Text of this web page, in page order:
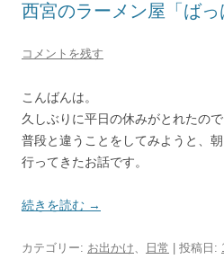
西宮のラーメン屋「ばっ
コメントを残す
こんばんは。
久しぶりに平日の休みがとれたので
普段と違うことをしてみようと、
行ってきたお話です。
続きを読む →
カテゴリー: お出かけ、 日常 | 投稿日: